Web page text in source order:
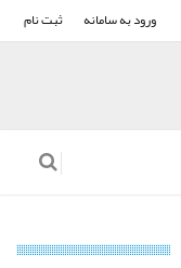
ورود به سامانه ثبت نام